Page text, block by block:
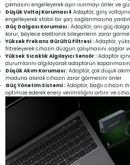
çıkmasını engelleyerek aşırı ısınmayı önler ve
Düşük Voltaj Koruması ⬇️ Adaptör, giriş
engelleyerek stabil bir şarj sağlanmasına
Güç Dalgası Koruması : Adaptör, ani güç
korur, böylece elektronik bileşenlerin zarar
Yüksek Frekans Gürültü Filtresi : Adaptör,
filtreleyerek cihazın düzgün çalışmasını sağlar
Yüksek Sıcaklık Algılayıcı Sensör : Adaptör
durumlarını algılayarak adaptörün
Düşük Akım Koruması : Adaptör, çok düşük
moduna alarak cihazın zarar görmesini önler.
Güç Yönetim Sistemi : Adaptör, bağlı cihazın
optimize ederek enerji verimliliğini artırır ve